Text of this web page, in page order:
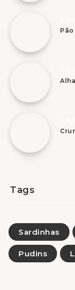
Tags
Sardinhas
Pudins